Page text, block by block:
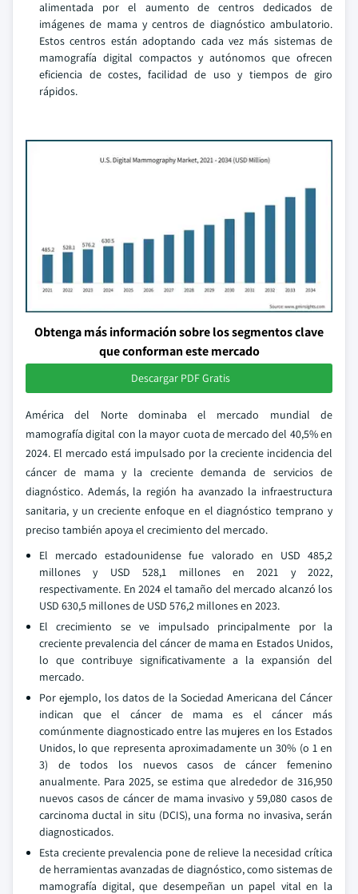
alimentada por el aumento de centros dedicados de
imágenes de mama y centros de diagnóstico ambulatorio.
Estos centros están adoptando cada vez más sistemas de
mamografía digital compactos y autónomos que ofrecen
eficiencia de costes, facilidad de uso y tiempos de giro
rápidos.
Obtenga más información sobre los segmentos clave
que conforman este mercado
Descargar PDF Gratis
América del Norte dominaba el mercado mundial de
mamografía digital con la mayor cuota de mercado del 40,5% en
2024. El mercado está impulsado por la creciente incidencia del
cáncer de mama y la creciente demanda de servicios de
diagnóstico. Además, la región ha avanzado la infraestructura
sanitaria, y un creciente enfoque en el diagnóstico temprano y
preciso también apoya el crecimiento del mercado.
El mercado estadounidense fue valorado en USD 485,2
millones y USD 528,1 millones en 2021 y 2022,
respectivamente. En 2024 el tamaño del mercado alcanzó los
USD 630,5 millones de USD 576,2 millones en 2023.
El crecimiento se ve impulsado principalmente por la
creciente prevalencia del cáncer de mama en Estados Unidos,
lo que contribuye significativamente a la expansión del
mercado.
Por ejemplo, los datos de la Sociedad Americana del Cáncer
indican que el cáncer de mama es el cáncer más
comúnmente diagnosticado entre las mujeres en los Estados
Unidos, lo que representa aproximadamente un 30% (o 1 en
3) de todos los nuevos casos de cáncer femenino
anualmente. Para 2025, se estima que alrededor de 316,950
nuevos casos de cáncer de mama invasivo y 59,080 casos de
carcinoma ductal in situ (DCIS), una forma no invasiva, serán
diagnosticados.
Esta creciente prevalencia pone de relieve la necesidad crítica
de herramientas avanzadas de diagnóstico, como sistemas de
mamografía digital, que desempeñan un papel vital en la